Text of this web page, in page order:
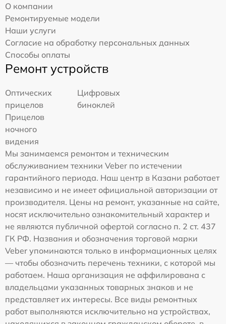
О компании
Ремонтируемые модели
Наши услуги
Согласие на обработку персональных данных
Способы оплаты
Ремонт устройств
Оптических
прицелов
Цифровых
биноклей
Прицелов
ночного
видения
Мы занимаемся ремонтом и техническим
обслуживанием техники Veber по истечении
гарантийного периода. Наш центр в Казани работает
независимо и не имеет официальной авторизации от
производителя. Цены на ремонт, указанные на сайте,
носят исключительно ознакомительный характер и
не являются публичной офертой согласно п. 2 ст. 437
ГК РФ. Названия и обозначения торговой марки
Veber упоминаются только в информационных целях
— чтобы обозначить перечень техники, с которой мы
работаем. Наша организация не аффилирована с
владельцами указанных товарных знаков и не
представляет их интересы. Все виды ремонтных
работ выполняются исключительно на устройствах,